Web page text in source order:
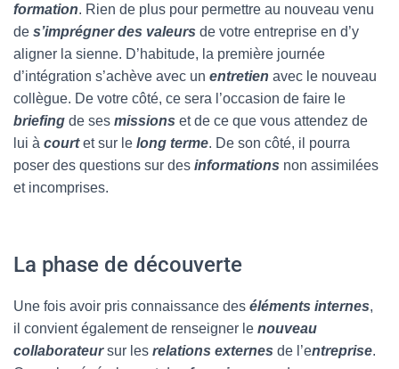
formation. Rien de plus pour permettre au nouveau venu
de s’imprégner des valeurs de votre entreprise en d’y
aligner la sienne. D’habitude, la première journée
d’intégration s’achève avec un entretien avec le nouveau
collègue. De votre côté, ce sera l’occasion de faire le
briefing de ses missions et de ce que vous attendez de
lui à courtet sur le long terme. De son côté, il pourra
poser des questions sur des informations non assimilées
et incomprises.
La phase de découverte
Une fois avoir pris connaissance des éléments internes,
il convient également de renseigner le nouveau
collaborateursur les relations externes de l’entreprise.